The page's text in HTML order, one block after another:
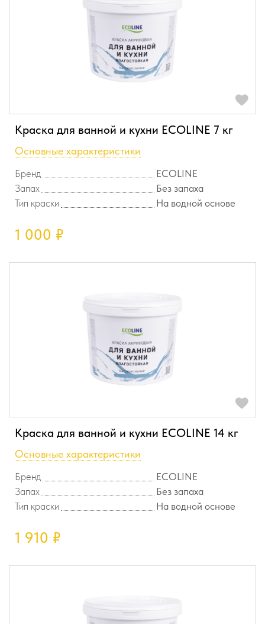
Краска для ванной и кухни ECOLINE 7 кг
Основные характеристики
Бренд
ECOLINE
Запах
Без запаха
Тип краски
На водной основе
1 000 ₽
Краска для ванной и кухни ECOLINE 14 кг
Основные характеристики
Бренд
ECOLINE
Запах
Без запаха
Тип краски
На водной основе
1 910 ₽